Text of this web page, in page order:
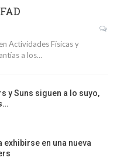
Actividades Físicas y
a los…
y Suns siguen a lo suyo,
exhibirse en una nueva